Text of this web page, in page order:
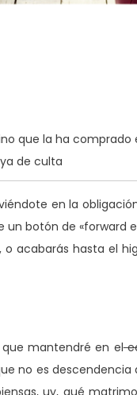
que la ha comprado
de culta
en la
botón de «forward
acabarás hasta el
mantendré en el
no es descendencia